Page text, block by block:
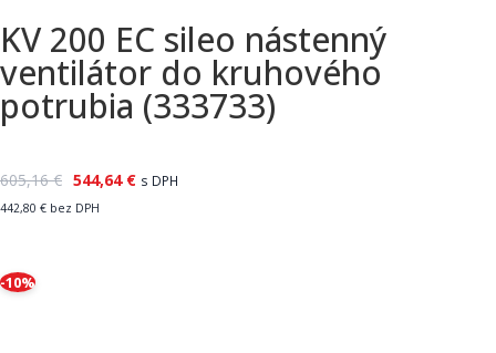
KV 200 EC sileo nástenný
ventilátor do kruhového
potrubia (333733)
605,16€ 544,64 € s DPH
442,80 € bez DPH
-10%